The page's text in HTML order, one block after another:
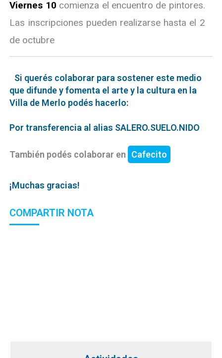
Viernes 10 comienza el encuentro de pintores.
Las inscripciones pueden realizarse hasta el 2
de octubre
Si querés colaborar para sostener este medio
que difunde y fomenta el arte y la cultura en la
Villa de Merlo podés hacerlo:
Por transferencia al alias SALERO.SUELO.NIDO
También podés colaborar en Cafecito
¡Muchas gracias!
COMPARTIR NOTA